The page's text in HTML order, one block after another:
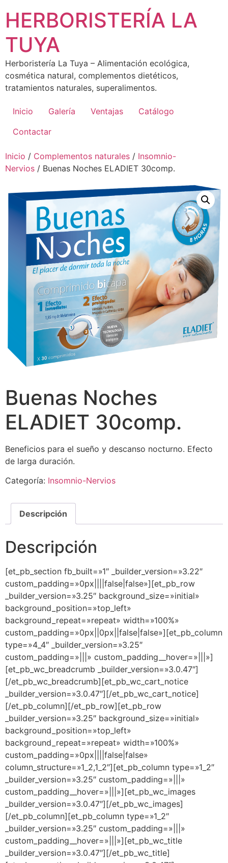
contenido
HERBORISTERÍA LA
TUYA
Herboristería La Tuya – Alimentación ecológica,
cosmética natural, complementos dietéticos,
tratamientos naturales, superalimentos.
Inicio Galería Ventajas
Catálogo
Contactar
Inicio / Complementos naturales / Insomnio-
Nervios / Buenas Noches ELADIET 30comp.
Buenas Noches
ELADIET 30comp.
Beneficios para el sueño y descanso nocturno. Efecto
de larga duración.
Categoría: Insomnio-Nervios
Descripción
Descripción
[et_pb_section fb_built=»1″ _builder_version=»3.22″
custom_padding=»0px||||false|false»][et_pb_row
_builder_version=»3.25″ background_size=»initial»
background_position=»top_left»
background_repeat=»repeat» width=»100%»
custom_padding=»0px||0px||false|false»][et_pb_column
type=»4_4″ _builder_version=»3.25″
custom_padding=»|||» custom_padding__hover=»|||»]
[et_pb_wc_breadcrumb _builder_version=»3.0.47″]
[/et_pb_wc_breadcrumb][et_pb_wc_cart_notice
_builder_version=»3.0.47″][/et_pb_wc_cart_notice]
[/et_pb_column][/et_pb_row][et_pb_row
_builder_version=»3.25″ background_size=»initial»
background_position=»top_left»
background_repeat=»repeat» width=»100%»
custom_padding=»0px||||false|false»
column_structure=»1_2,1_2″][et_pb_column type=»1_2″
_builder_version=»3.25″ custom_padding=»|||»
custom_padding__hover=»|||»][et_pb_wc_images
_builder_version=»3.0.47″][/et_pb_wc_images]
[/et_pb_column][et_pb_column type=»1_2″
_builder_version=»3.25″ custom_padding=»|||»
custom_padding__hover=»|||»][et_pb_wc_title
_builder_version=»3.0.47″][/et_pb_wc_title]